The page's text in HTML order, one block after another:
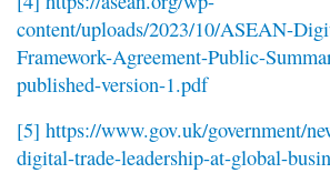
content/uploads/2023/10/ASEAN-
Framework-Agreement-Public-
published-version-1.pdf
[5] https://www.gov.uk/government/
digital-trade-leadership-at-global-